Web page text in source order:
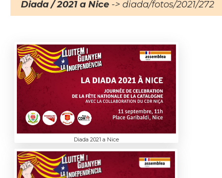
Diada / 2021 a Nice -> diada/fotos/2021/272
Diada 2021 a Nice